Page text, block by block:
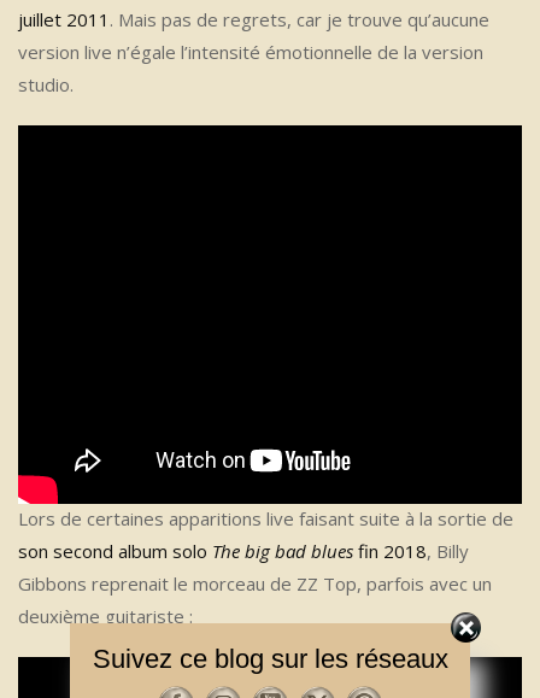
juillet 2011 . Mais pas de regrets, car je trouve qu’aucune
version live n’égale l’intensité émotionnelle de la version
studio.
Lors de certaines apparitions live faisant suite à la sortie de
son second album solo The big bad blues fin 2018, Billy
Gibbons reprenait le morceau de ZZ Top, parfois avec un
deuxième guitariste :
Suivez ce blog sur les réseaux